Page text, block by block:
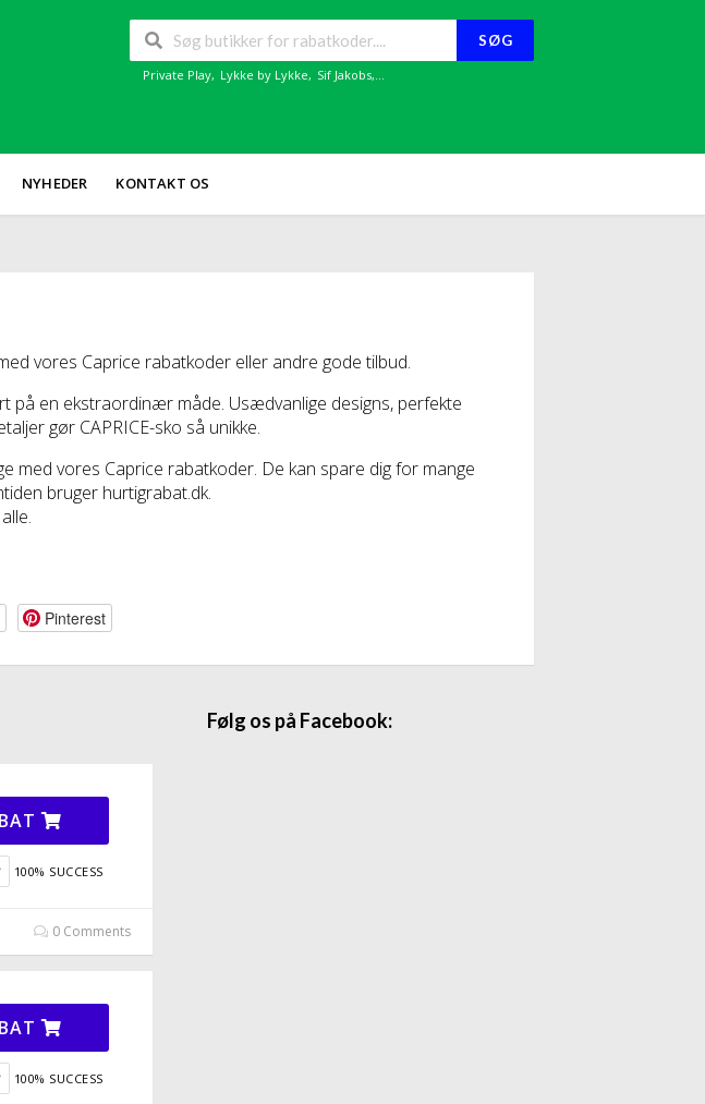
SØG
Private Play, Lykke by Lykke, Sif Jakobs,...
NYHEDER KONTAKT OS
vores Caprice rabatkoder eller andre gode tilbud.
på en ekstraordinær måde. Usædvanlige designs, perfekte
gør CAPRICE-sko så unikke.
med vores Caprice rabatkoder. De kan spare dig for mange
bruger hurtigrabat.dk.
Pinterest
100% SUCCESS
0 Comments
100% SUCCESS
Følg os på Facebook: